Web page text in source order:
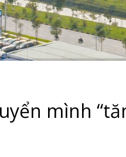
mình